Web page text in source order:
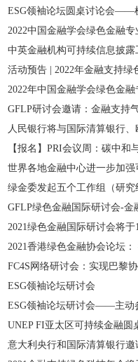
ESG领袖论坛圆桌讨论会——
2022中国金融学会绿色金融
中英金融机构可持续信息披露
活动预告 | 2022年金融支持绿
2022年中国金融学会绿色金
GFLP研讨会邀请：金融支持
人民银行将与国际清算银行
【报名】PRI会议周：碳中和
世界各地金融中心进一步加强
绿金委发起五个工作组（研究
GFLP绿色金融国际研讨会-金
2021绿色金融国际研讨会将于
2021香港绿色金融协会论坛
​FC4S网络研讨会：实现巴黎
ESG领袖论坛研讨会
ESG领袖论坛研讨会——主动
UNEP FI亚太区可持续金融圆
意大利央行和国际清算银行邀